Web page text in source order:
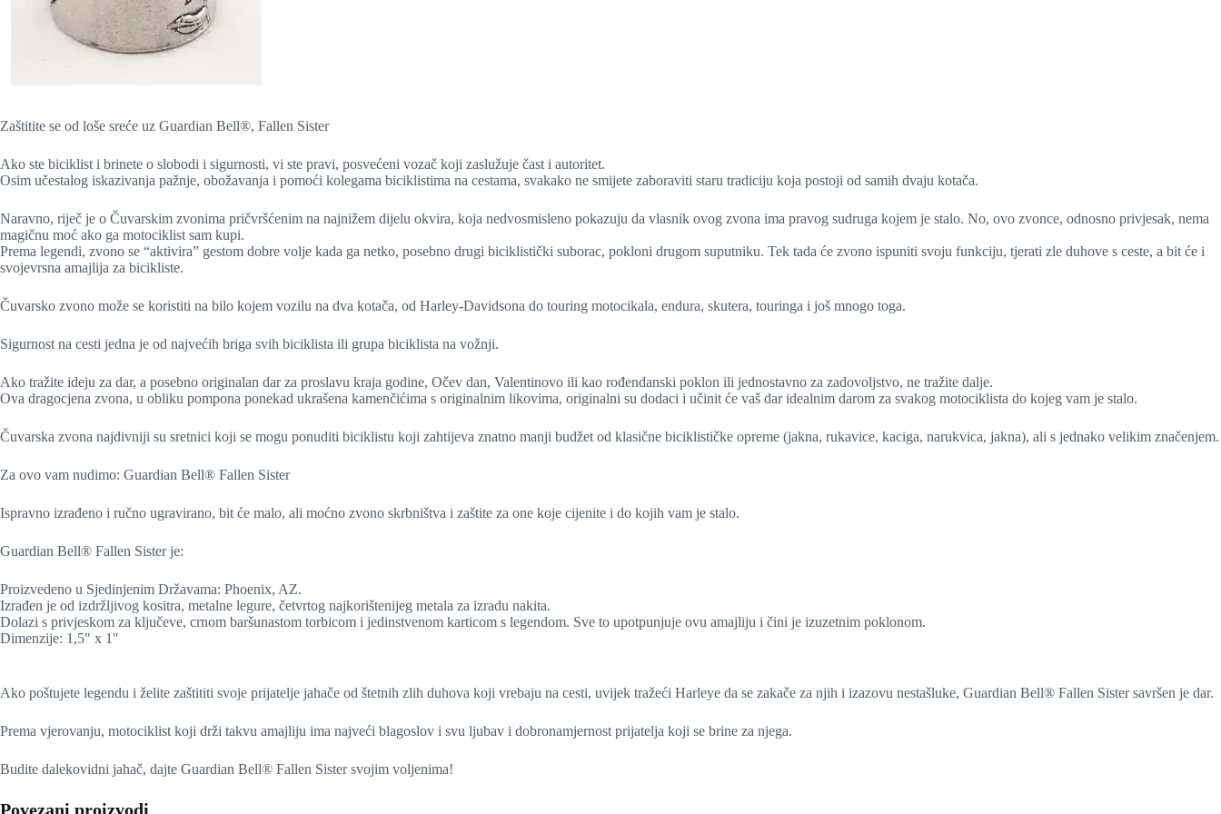
Zaštitite se od loše sreće uz Guardian Bell®, Fallen Sister
Ako ste biciklist i brinete o slobodi i sigurnosti, vi ste pravi, posvećeni vozač koji zaslužuje čast i autoritet.
Osim učestalog iskazivanja pažnje, obožavanja i pomoći kolegama biciklistima na cestama, svakako ne smijete zaboraviti staru tradiciju koja postoji od samih dvaju kotača.
Naravno, riječ je o Čuvarskim zvonima pričvršćenim na najnižem dijelu okvira, koja nedvosmisleno pokazuju da vlasnik ovog zvona ima pravog sudruga kojem je stalo. No, ovo zvonce, odnosno privjesak, nema
magičnu moć ako ga motociklist sam kupi.
Prema legendi, zvono se “aktivira” gestom dobre volje kada ga netko, posebno drugi biciklistički suborac, pokloni drugom suputniku. Tek tada će zvono ispuniti svoju funkciju, tjerati zle duhove s ceste, a bit će i
svojevrsna amajlija za bicikliste.
Čuvarsko zvono može se koristiti na bilo kojem vozilu na dva kotača, od Harley-Davidsona do touring motocikala, endura, skutera, touringa i još mnogo toga.
Sigurnost na cesti jedna je od najvećih briga svih biciklista ili grupa biciklista na vožnji.
Ako tražite ideju za dar, a posebno originalan dar za proslavu kraja godine, Očev dan, Valentinovo ili kao rođendanski poklon ili jednostavno za zadovoljstvo, ne tražite dalje.
Ova dragocjena zvona, u obliku pompona ponekad ukrašena kamenčićima s originalnim likovima, originalni su dodaci i učinit će vaš dar idealnim darom za svakog motociklista do kojeg vam je stalo.
Čuvarska zvona najdivniji su sretnici koji se mogu ponuditi biciklistu koji zahtijeva znatno manji budžet od klasične biciklističke opreme (jakna, rukavice, kaciga, narukvica, jakna), ali s jednako velikim značenjem.
Za ovo vam nudimo: Guardian Bell® Fallen Sister
Ispravno izrađeno i ručno ugravirano, bit će malo, ali moćno zvono skrbništva i zaštite za one koje cijenite i do kojih vam je stalo.
Guardian Bell® Fallen Sister je:
Proizvedeno u Sjedinjenim Državama: Phoenix, AZ.
Izrađen je od izdržljivog kositra, metalne legure, četvrtog najkorištenijeg metala za izradu nakita.
Dolazi s privjeskom za ključeve, crnom baršunastom torbicom i jedinstvenom karticom s legendom. Sve to upotpunjuje ovu amajliju i čini je izuzetnim poklonom.
Dimenzije: 1,5″ x 1″
Ako poštujete legendu i želite zaštititi svoje prijatelje jahače od štetnih zlih duhova koji vrebaju na cesti, uvijek tražeći Harleye da se zakače za njih i izazovu nestašluke, Guardian Bell® Fallen Sister savršen je dar.
Prema vjerovanju, motociklist koji drži takvu amajliju ima najveći blagoslov i svu ljubav i dobronamjernost prijatelja koji se brine za njega.
Budite dalekovidni jahač, dajte Guardian Bell® Fallen Sister svojim voljenima!
Povezani proizvodi